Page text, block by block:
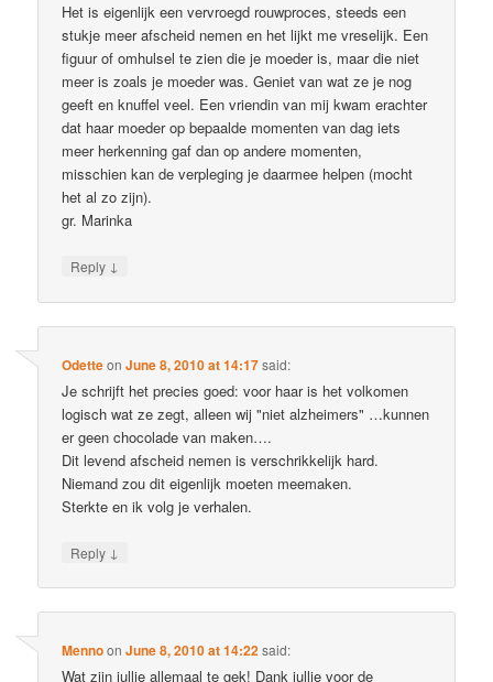
Het is eigenlijk een vervroegd rouwproces, steeds een
stukje meer afscheid nemen en het lijkt me vreselijk. Een
figuur of omhulsel te zien die je moeder is, maar die niet
meer is zoals je moeder was. Geniet van wat ze je nog
geeft en knuffel veel. Een vriendin van mij kwam erachter
dat haar moeder op bepaalde momenten van dag iets
meer herkenning gaf dan op andere momenten,
misschien kan de verpleging je daarmee helpen (mocht
het al zo zijn).
gr. Marinka
Reply ↓
OdetteonJune 8, 2010 at 14:17said:
Je schrijft het precies goed: voor haar is het volkomen
logisch wat ze zegt, alleen wij "niet alzheimers" …kunnen
er geen chocolade van maken….
Dit levend afscheid nemen is verschrikkelijk hard.
Niemand zou dit eigenlijk moeten meemaken.
Sterkte en ik volg je verhalen.
Reply ↓
MennoonJune 8, 2010 at 14:22said:
Wat zijn jullie allemaal te gek! Dank jullie voor de